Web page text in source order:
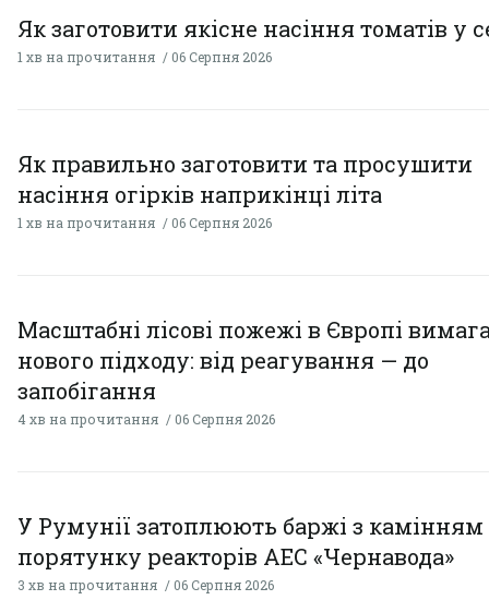
Як заготовити якісне насіння томатів у
1 хв на прочитання 06 Серпня 2026
Як правильно заготовити та просушити
насіння огірків наприкінці літа
1 хв на прочитання 06 Серпня 2026
Масштабні лісові пожежі в Європі
нового підходу: від реагування — до
запобігання
4 хв на прочитання 06 Серпня 2026
У Румунії затоплюють баржі з
порятунку реакторів АЕС «Чернавода»
3 хв на прочитання 06 Серпня 2026